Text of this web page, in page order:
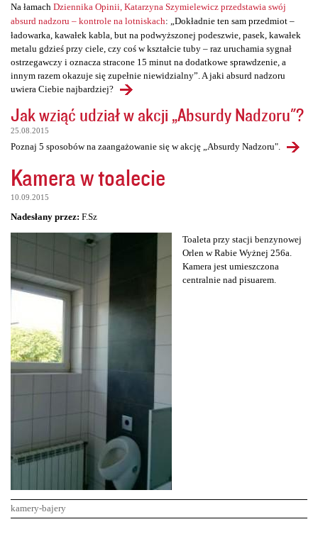
Na łamach Dziennika Opinii, Katarzyna Szymielewicz przedstawia swój
absurd nadzoru – kontrole na lotniskach: „Dokładnie ten sam przedmiot –
ładowarka, kawałek kabla, but na podwyższonej podeszwie, pasek, kawałek
metalu gdzieś przy ciele, czy coś w kształcie tuby – raz uruchamia sygnał
ostrzegawczy i oznacza stracone 15 minut na dodatkowe sprawdzenie, a
innym razem okazuje się zupełnie niewidzialny”. A jaki absurd nadzoru
uwiera Ciebie najbardziej?
Jak wziąć udział w akcji „Absurdy Nadzoru"?
25.08.2015
Poznaj 5 sposobów na zaangażowanie się w akcję „Absurdy Nadzoru".
Kamera w toalecie
10.09.2015
Nadesłany przez: F.Sz
Toaleta przy stacji benzynowej
Orlen w Rabie Wyżnej 256a.
Kamera jest umieszczona
centralnie nad pisuarem.
kamery-bajery